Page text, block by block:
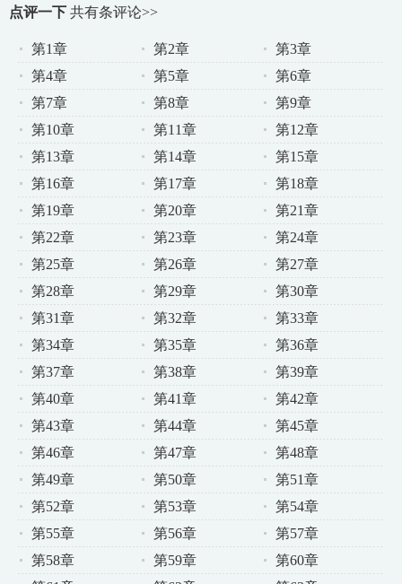
点评一下 共有条评论>>
第1章 第2章
第3章
第4章
第5章
第6章
第7章
第8章
第9章
第10章
第11章
第12章
第13章
第14章
第15章
第16章
第17章
第18章
第19章
第20章
第21章
第22章
第23章
第24章
第25章
第26章
第27章
第28章
第29章
第30章
第31章
第32章
第33章
第34章
第35章
第36章
第37章
第38章
第39章
第40章
第41章
第42章
第43章
第44章
第45章
第46章
第47章
第48章
第49章
第50章
第51章
第52章
第53章
第54章
第55章
第56章
第57章
第58章
第59章
第60章